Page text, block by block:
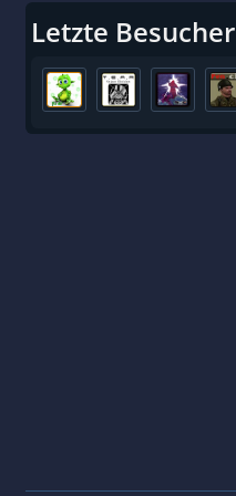
Letzte Besucher